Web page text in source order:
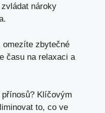
nároky
omezíte zbytečné
času na relaxaci a
Klíčovým
to, co ve